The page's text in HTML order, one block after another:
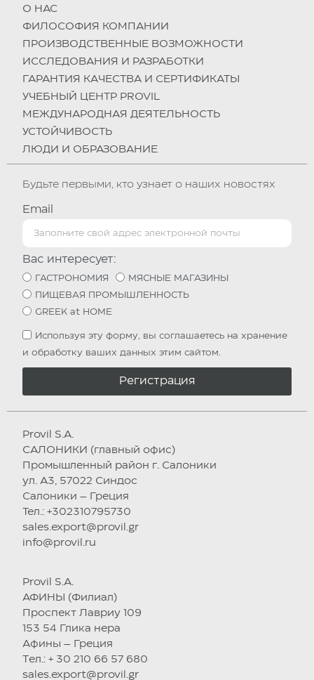
О НAC
ФИЛОСОФИЯ КОМПАНИИ
ПРОИЗВОДСТВЕННЫЕ ВОЗМОЖНОСТИ
ИССЛЕДОВАНИЯ И РАЗРАБОТКИ
ГАРАНТИЯ КАЧЕСТВА И СЕРТИФИКАТЫ
УЧЕБНЫЙ ЦЕНТР PROVIL
МЕЖДУНАРОДНАЯ ДЕЯТЕЛЬНОСТЬ
УСТОЙЧИВОСТЬ
ЛЮДИ И ОБРАЗОВАНИЕ
Будьте первыми, кто узнает о наших новостях
Email
Вас интересует:
ГАСТРОНОМИЯ
МЯСНЫЕ МАГАЗИНЫ
ПИЩЕВАЯ ПРОМЫШЛЕННОСТЬ
GREEK at HOME
Используя эту форму, вы соглашаетесь на хранение
и обработку ваших данных этим сайтом.
Регистрация
Provil S.A.
САЛОНИКИ (главный офис)
Промышленный район г. Салоники
ул. А3, 57022 Синдос
Салоники – Греция
Тел.: +302310795730
sales.export@provil.gr
info@provil.ru
Provil S.A.
АФИНЫ (Филиал)
Проспект Лавриу 109
153 54 Глика нера
Афины – Греция
Tел.: + 30 210 66 57 680
sales.export@provil.gr